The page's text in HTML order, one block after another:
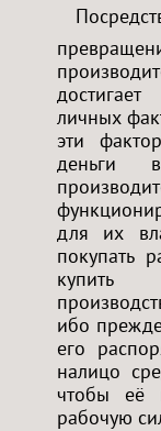
личных
эти
деньги
для их
покупать
купить
ибо
его
налицо
чтобы её
рабочую